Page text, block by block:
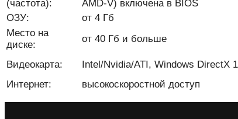
(частота):
AMD-V) включена в BIOS
ОЗУ:
от 4 Гб
Место на
диске:
от 40 Гб и больше
Видеокарта: Intel/Nvidia/ATI, Windows DirectX
Интернет:
высокоскоростной доступ